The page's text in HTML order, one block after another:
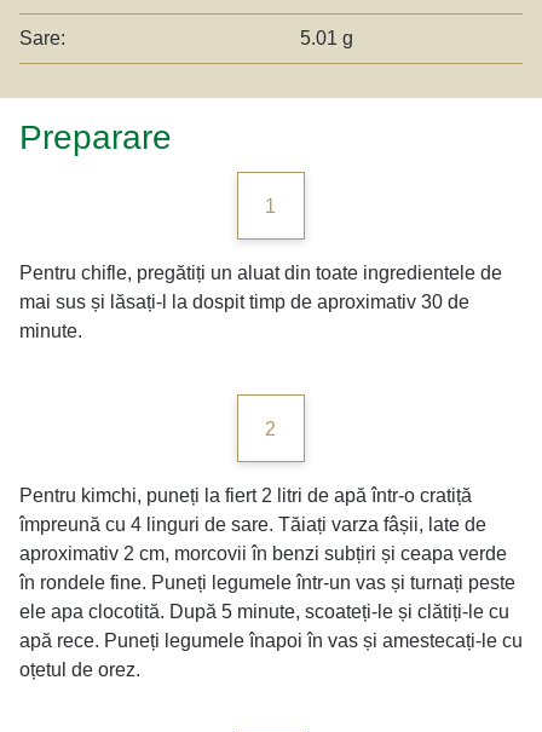
Sare: 5.01 g
Preparare
1
Pentru chifle, pregătiți un aluat din toate ingredientele de
mai sus și lăsați-l la dospit timp de aproximativ 30 de
minute.
2
Pentru kimchi, puneți la fiert 2 litri de apă într-o cratiță
împreună cu 4 linguri de sare. Tăiați varza fâșii, late de
aproximativ 2 cm, morcovii în benzi subțiri și ceapa verde
în rondele fine. Puneți legumele într-un vas și turnați peste
ele apa clocotită. După 5 minute, scoateți-le și clătiți-le cu
apă rece. Puneți legumele înapoi în vas și amestecați-le cu
oțetul de orez.